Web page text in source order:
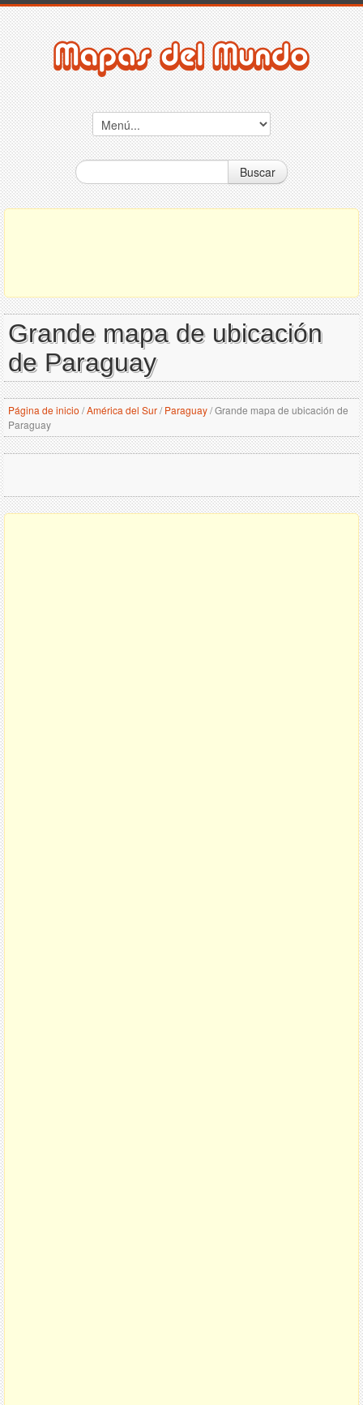
Buscar
Grande mapa de ubicación
de Paraguay
Página de inicio /América del Sur/ Paraguay/Grande mapa de ubicación de
Paraguay